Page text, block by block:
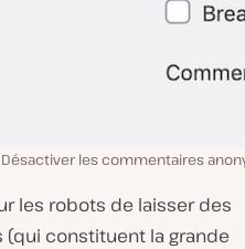
Désactiver les commentaires
les robots de laisser des
constituent la grande